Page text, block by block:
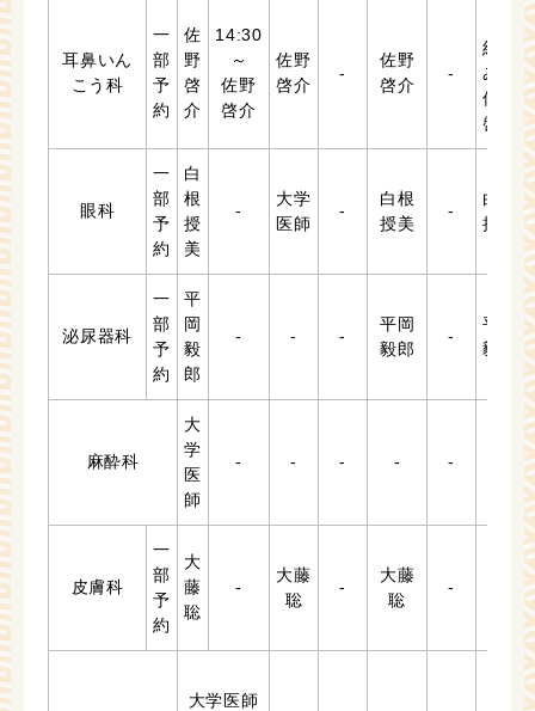
耳鼻いん
こう科
一
部
予
約
佐
野
啓
介
14:30
～
佐野
啓介
佐野
啓介
-
佐野
啓介
-
約の
み）
佐野
啓介
眼科
一
部
予
約
白
根
授
美
-
大学
医師
-
白根
授美
-
白根
授美
泌尿器科
一
部
予
約
平
岡
毅
郎
- - -
平岡
毅郎
-
平岡
毅郎
麻酔科
大
学
医
師
- - - - -
皮膚科
一
部
予
約
大
藤
聡
-
大藤
聡
-
大藤
聡
-
大学医師